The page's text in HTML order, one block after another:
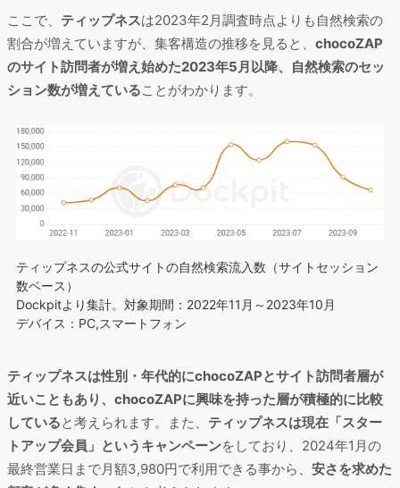
ここで、 ティップネスは2023年2月調査時点よりも自然検索の
割合が増えていますが、集客構造の推移を見ると、 chocoZAP
のサイト訪問者が増え始めた2023年5月以降、自然検索のセッ
ション数が増えていることがわかります。
ティップネスの公式サイトの自然検索流入数（サイトセッション
数ベース）
Dockpitより集計。対象期間：2022年11月～2023年10月
デバイス：PC,スマートフォン
ティップネスは性別・年代的にchocoZAPとサイト訪問者層が
近いこともあり、chocoZAPに興味を持った層が積極的に比較
していると考えられます。また、 ティップネスは現在「スター
トアップ会員」というキャンペーンをしており、2024年1月の
最終営業日まで月額3,980円で利用できる事から、 安さを求めた